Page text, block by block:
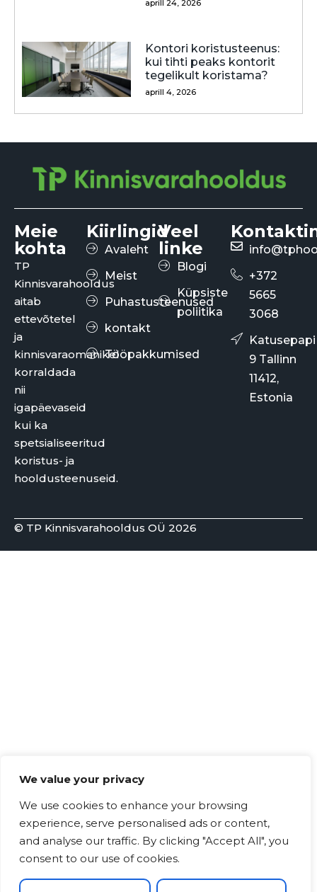
We value your privacy
We use cookies to enhance your browsing
experience, serve personalised ads or content,
and analyse our traffic. By clicking "Accept All", you
consent to our use of cookies.
aprill 24, 2026
Kontori koristusteenus:
kui tihti peaks kontorit
tegelikult koristama?
aprill 4, 2026
Meie
kohta
TP
Kinnisvarahooldus
aitab
ettevõtetel
ja
kinnisvaraomanikel
korraldada
nii
igapäevaseid
kui ka
spetsialiseeritud
koristus- ja
hooldusteenuseid.
Kiirlingid
Avaleht
Meist
Puhastusteenused
kontakt
Tööpakkumised
Veel
linke
Blogi
Küpsiste
poliitika
+372
5665
3068
Katusepapi
9 Tallinn
11412,
Estonia
© TP Kinnisvarahooldus OÜ 2026